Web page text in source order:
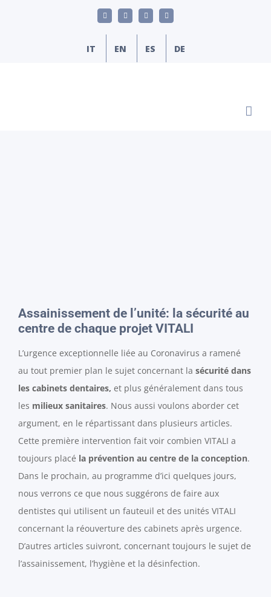
LinkedInYouTubeFacebookEmail
IT EN ES DE
Assainissement de l’unité: la sécurité au
centre de chaque projet VITALI
L’urgence exceptionnelle liée au Coronavirus a ramené
au tout premier plan le sujet concernant la sécurité dans
les cabinets dentaires, et plus généralement dans tous
les milieux sanitaires. Nous aussi voulons aborder cet
argument, en le répartissant dans plusieurs articles.
Cette première intervention fait voir combien VITALI a
toujours placé la prévention au centre de la conception.
Dans le prochain, au programme d’ici quelques jours,
nous verrons ce que nous suggérons de faire aux
dentistes qui utilisent un fauteuil et des unités VITALI
concernant la réouverture des cabinets après urgence.
D’autres articles suivront, concernant toujours le sujet de
l’assainissement, l’hygiène et la désinfection.